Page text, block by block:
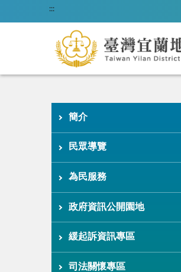
:::
簡介
民眾導覽
為民服務
政府資訊公開園地
緩起訴資訊專區
司法關懷專區